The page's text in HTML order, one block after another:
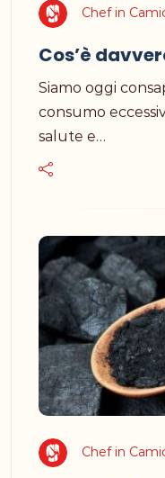
Chef in
Cos’è
Siamo oggi
consumo
salute e…
Chef in